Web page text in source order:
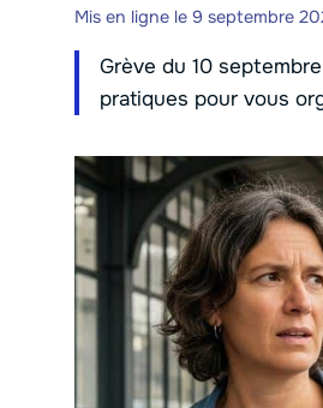
Mis en ligne le 9 septembre
Grève du 10
pratiques pour vous